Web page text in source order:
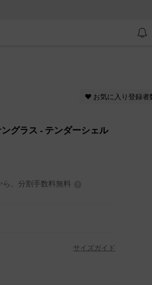
♥ お気に入り登録者
グラス - テンダーシェル
。分割手数料無料
サイズガイド